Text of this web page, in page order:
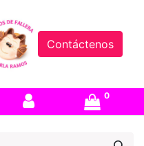
Contáctenos
0